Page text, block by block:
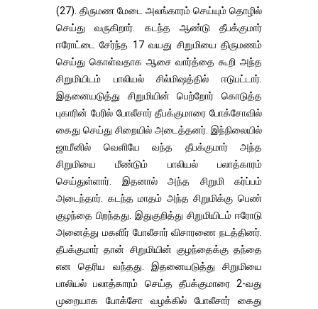
(27). திருமண மேடை அலங்காரம் செய்யும் தொழில்
செய்து வருகிறார். கடந்த ஆண்டு தீபக்குமார்
ஈரோட்டை சேர்ந்த 17 வயது சிறுமியை திருமணம்
செய்து கொள்வதாக ஆசை வார்த்தை கூறி அந்த
சிறுமியிடம் பாலியல் சில்மிஷத்தில் ஈடுபட்டார்.
இதனையடுத்து சிறுமியின் பெற்றோர் கொடுத்த
புகாரின் பேரில் போலீசார் தீபக்குமாரை போக்சோவில்
கைது செய்து சிறையில் அடைத்தனர். இந்நிலையில்
ஜாமீனில் வெளியே வந்த தீபக்குமார் அந்த
சிறுமியை மீண்டும் பாலியல் பலாத்காரம்
செய்துள்ளார். இதனால் அந்த சிறுமி கர்ப்பம்
அடைந்தார். கடந்த மாதம் அந்த சிறுமிக்கு பெண்
குழந்தை பிறந்தது. இதுகுறித்து சிறுமியிடம் ஈரோடு
அனைத்து மகளிர் போலீசார் விசாரணை நடத்தினர்.
தீபக்குமார் தான் சிறுமியின் குழந்தைக்கு தந்தை
என தெரிய வந்தது. இதனையடுத்து சிறுமியை
பாலியல் பலாத்காரம் செய்த தீபக்குமாரை 2-வது
முறையாக போக்சோ வழக்கில் போலீசார் கைது